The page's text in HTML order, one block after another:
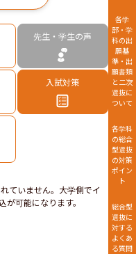
先生・学生の声
入試対策
ていません。大学側でイ
可能になります。
各学
部・学
科の出
願基
準・出
願書類
と二次
選抜に
ついて
各学科
の総合
型選抜
の対策
ポイン
ト
総合型
選抜に
対する
よくあ
る質問